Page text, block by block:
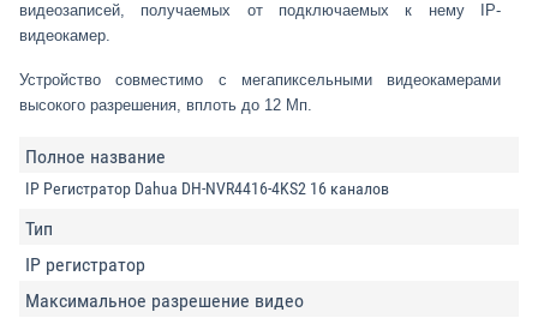
видеозаписей, получаемых от подключаемых к нему IP-
видеокамер.
Устройство совместимо с мегапиксельными видеокамерами
высокого разрешения, вплоть до 12 Мп.
Полное название
IP Регистратор Dahua DH-NVR4416-4KS2 16 каналов
Тип
IP регистратор
Максимальное разрешение видео